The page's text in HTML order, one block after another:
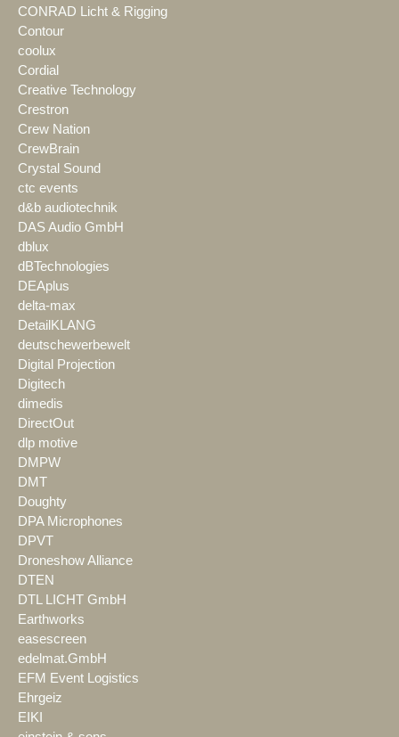
CONRAD Licht & Rigging
Contour
coolux
Cordial
Creative Technology
Crestron
Crew Nation
CrewBrain
Crystal Sound
ctc events
d&b audiotechnik
DAS Audio GmbH
dblux
dBTechnologies
DEAplus
delta-max
DetailKLANG
deutschewerbewelt
Digital Projection
Digitech
dimedis
DirectOut
dlp motive
DMPW
DMT
Doughty
DPA Microphones
DPVT
Droneshow Alliance
DTEN
DTL LICHT GmbH
Earthworks
easescreen
edelmat.GmbH
EFM Event Logistics
Ehrgeiz
EIKI